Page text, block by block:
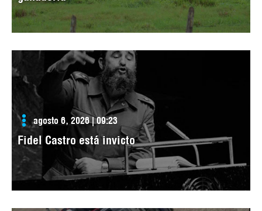
agosto 6, 2026 | 09:23
Fidel Castro está invicto